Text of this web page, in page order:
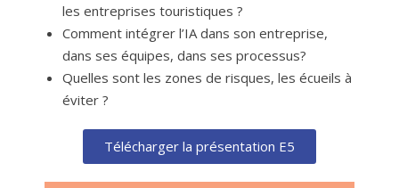
les entreprises touristiques ?
Comment intégrer l’IA dans son entreprise,
dans ses équipes, dans ses processus?
Quelles sont les zones de risques, les écueils à
éviter ?
Télécharger la présentation E5